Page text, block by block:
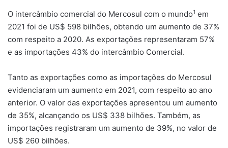
O intercâmbio comercial do Mercosul com o mundo1 em
2021 foi de US$ 598 bilhões, obtendo um aumento de 37%
com respeito a 2020. As exportações representaram 57%
e as importações 43% do intercâmbio Comercial.
Tanto as exportações como as importações do Mercosul
evidenciaram um aumento em 2021, com respeito ao ano
anterior. O valor das exportações apresentou um aumento
de 35%, alcançando os US$ 338 bilhões. Também, as
importações registraram um aumento de 39%, no valor de
US$ 260 bilhões.